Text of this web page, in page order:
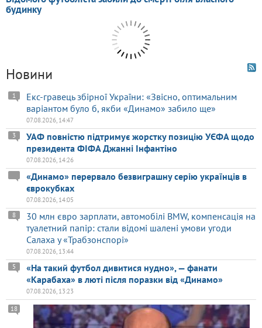
Новини
Екс-гравець збірної України: «Звісно, оптимальним
варіантом було б, якби «Динамо» забило ще»
1
07.08.2026, 14:47
УАФ повністю підтримує жорстку позицію УЄФА щодо
президента ФІФА Джанні Інфантіно
3
07.08.2026, 14:26
«Динамо» перервало безвиграшну серію українців в
єврокубках
07.08.2026, 14:05
30 млн євро зарплати, автомобілі BMW, компенсація на
туалетний папір: стали відомі шалені умови угоди
Салаха у «Трабзонспорі»
8
07.08.2026, 13:44
«На такий футбол дивитися нудно», — фанати
«Карабаха» в люті після поразки від «Динамо»
5
07.08.2026, 13:23
18